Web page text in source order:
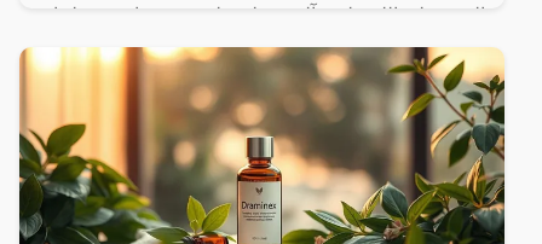
النبي صلى الله عليه وآله وسـلم على بعض ما حرم علينا،
ولكن يثير البعض من حين لآخر بعض المعلومات الغير